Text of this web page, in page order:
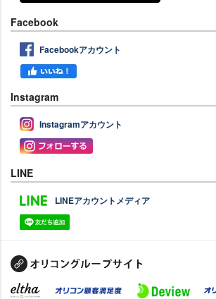
Facebook
Facebookアカウント
Instagram
Instagramアカウント
LINE
LINEアカウントメディア